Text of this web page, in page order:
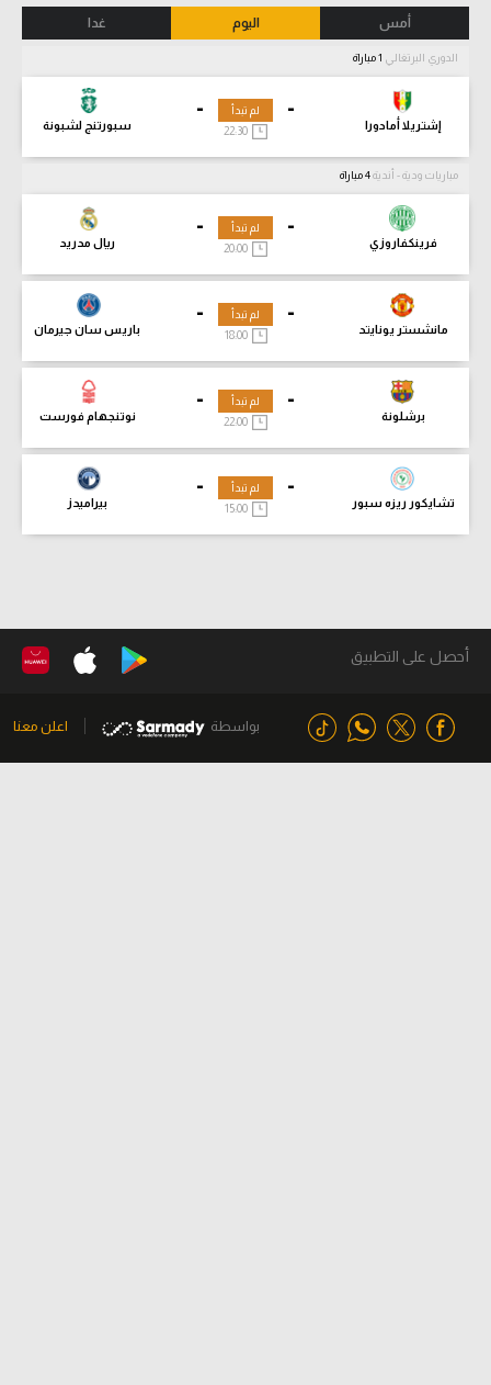
أمس اليوم غدا
الدوري البرتغالي
-
إشتريلا أمادورا
-
سبورتنج لشبونة
لم تبدأ
مباريات ودية - أندية
-
فرينكفاروزي
-
ريال مدريد
لم تبدأ
-
مانشستر يونايتد
-
باريس سان جيرمان
لم تبدأ
18:00
-
برشلونة
-
نوتنجهام فورست
لم تبدأ
-
تشايكور ريزه سبور
-
بيراميدز
لم تبدأ
15:00
أحصل على التطبيق
بواسطة اعلن معنا